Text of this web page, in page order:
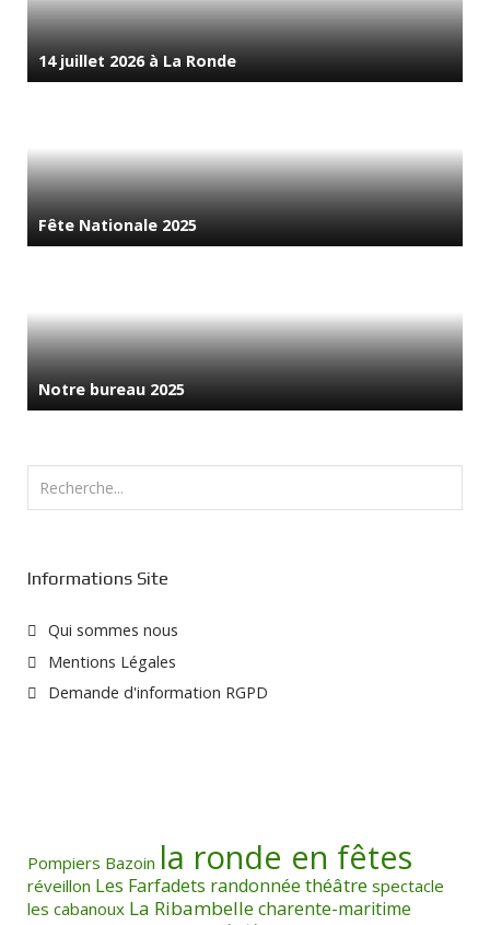
14 juillet 2026 à La Ronde
Fête Nationale 2025
Notre bureau 2025
Rechercher
Informations Site
Qui sommes nous
Mentions Légales
Demande d'information RGPD
Pompiers Bazoin la ronde en fêtes
réveillon Les Farfadets randonnée théâtre spectacle
les cabanoux La Ribambellecharente-maritime